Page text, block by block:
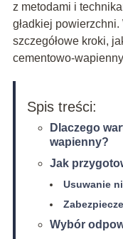
z metodami i
gładkiej
szczegółowe kroki,
cementowo-
Spis treści:
Dlaczego
wapienny?
Jak
Usuwanie
Wybór